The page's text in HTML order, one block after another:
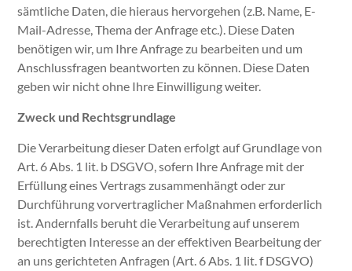
sämtliche Daten, die hieraus hervorgehen (z.B. Name, E-
Mail-Adresse, Thema der Anfrage etc.). Diese Daten
benötigen wir, um Ihre Anfrage zu bearbeiten und um
Anschlussfragen beantworten zu können. Diese Daten
geben wir nicht ohne Ihre Einwilligung weiter.
Zweck und Rechtsgrundlage
Die Verarbeitung dieser Daten erfolgt auf Grundlage von
Art. 6 Abs. 1 lit. b DSGVO, sofern Ihre Anfrage mit der
Erfüllung eines Vertrags zusammenhängt oder zur
Durchführung vorvertraglicher Maßnahmen erforderlich
ist. Andernfalls beruht die Verarbeitung auf unserem
berechtigten Interesse an der effektiven Bearbeitung der
an uns gerichteten Anfragen (Art. 6 Abs. 1 lit. f DSGVO)